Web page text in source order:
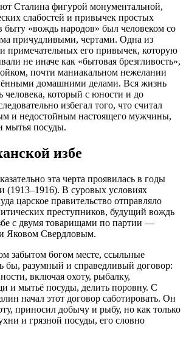
Сталина фигурой монументальной,
слабостей и привычек простых
«вождь народов» был человеком со
причудливыми, чертами. Одна из
примечательных его привычек, которую
не иначе как «бытовая брезгливость»,
почти маниакальном нежелании
домашними делами. Вся жизнь
который с юности и до
избегал того, что считал
и недостойным настоящего мужчины,
мытья посуды.
избе
эта черта проявилась в годы
(1913–1916). В суровых условиях
царское правительство отправляло
преступников, будущий вождь
с двумя товарищами по партии —
Яковом Свердловым.
забытом богом месте, ссыльные
бы, разумный и справедливый договор:
включая охоту, рыбалку,
и мытьё посуды, делить поровну. С
начал этот договор саботировать. Он
приносил добычу и рыбу, но как только
и грязной посуды, его словно